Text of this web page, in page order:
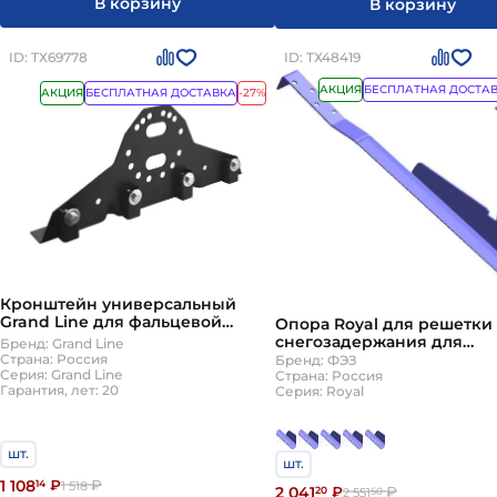
В корзину
ID: ТХ69778
АКЦИЯ БЕСПЛАТНАЯ ДОСТАВКА-27%
Кронштейн универсальный
Grand Line для фальцевой
кровли 9005 черный Grand Line
Бренд: Grand Line
Страна: Россия
Серия: Grand Line
Гарантия, лет: 20
шт.
1 10814 ₽1 518₽
ID: ТХ48419
АКЦИЯ БЕСПЛАТНАЯ
Опора Royal для решетки
снегозадержания для
высоковолновой
цвет под заказ ТД ФЭЗ толщина
стали 3мм
Бренд: ФЭЗ
Страна: Россия
Серия: Royal
шт.
2 04120 ₽2 55150₽